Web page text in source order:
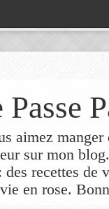
aimez
sur mon
recettes de
en rose.